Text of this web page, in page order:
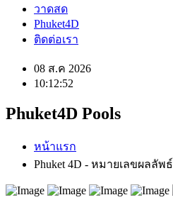
วาดสด
Phuket4D
ติดต่อเรา
08 ส.ค 2026
10:12:52
Phuket4D Pools
หน้าแรก
Phuket 4D - หมายเลขผลลัพธ์